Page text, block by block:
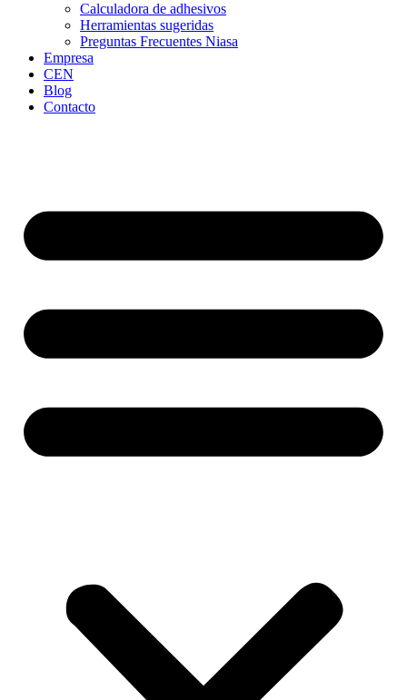
Calculadora de adhesivos
Herramientas sugeridas
Preguntas Frecuentes Niasa
Empresa
CEN
Blog
Contacto